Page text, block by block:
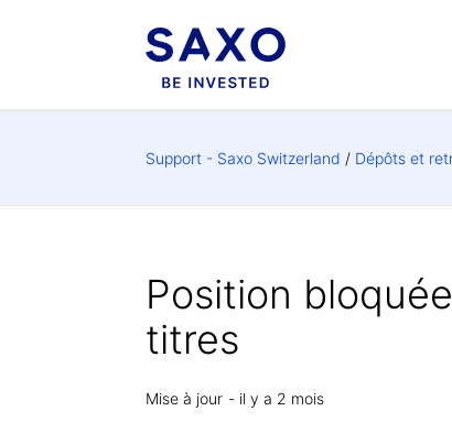
Support - Saxo Switzerland Dépôts et
Position
titres
Mise à jour il y a 2 mois